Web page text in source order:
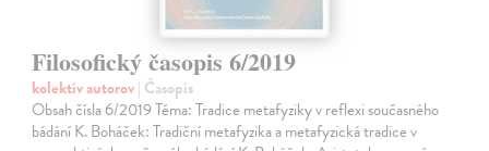
Filosofický časopis 6/2019
kolektív autorov| Časopis
Obsah čísla 6/2019 Téma: Tradice metafyziky v reflexi současného
bádání K. Boháček: Tradiční metafyzika a metafyzická tradice v